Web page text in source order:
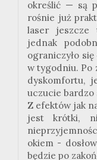
określić — są
rośnie już
laser jeszcze
jednak
ograniczyło
w tygodniu. Po
dyskomfortu,
uczucie bardzo
Z efektów jak
jest krótki,
okiem -
będzie po